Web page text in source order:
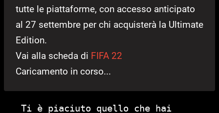
tutte le piattaforme, con accesso anticipato
al 27 settembre per chi acquisterà la Ultimate
Edition.
Vai alla scheda di FIFA 22
Caricamento in corso...
Ti è piaciuto quello che hai